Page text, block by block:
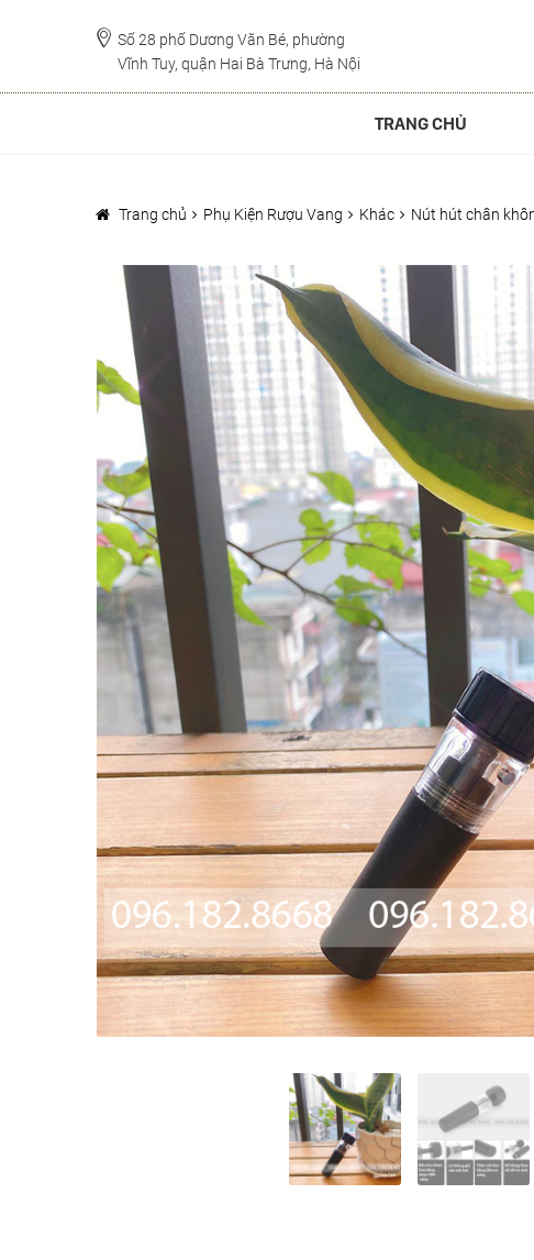
đến
Điều
hướng
đến
nội
dung
Số 28 phố Dương Văn Bé, phường
Vĩnh Tuy, quận Hai Bà Trưng, Hà Nội
TRANG CHỦ
Trang chủ Phụ Kiện Rượu Vang Khác Nút hút chân